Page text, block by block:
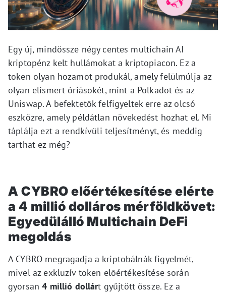
Egy új, mindössze négy centes multichain AI
kriptopénz kelt hullámokat a kriptopiacon. Ez a
token olyan hozamot produkál, amely felülmúlja az
olyan elismert óriásokét, mint a Polkadot és az
Uniswap. A befektetők felfigyeltek erre az olcsó
eszközre, amely példátlan növekedést hozhat el. Mi
táplálja ezt a rendkívüli teljesítményt, és meddig
tarthat ez még?
A CYBRO előértékesítése elérte
a 4 millió dolláros mérföldkövet:
Egyedülálló Multichain DeFi
megoldás
A CYBRO megragadja a kriptobálnák figyelmét,
mivel az exkluzív token előértékesítése során
gyorsan4 millió dollárt gyűjtött össze. Ez a